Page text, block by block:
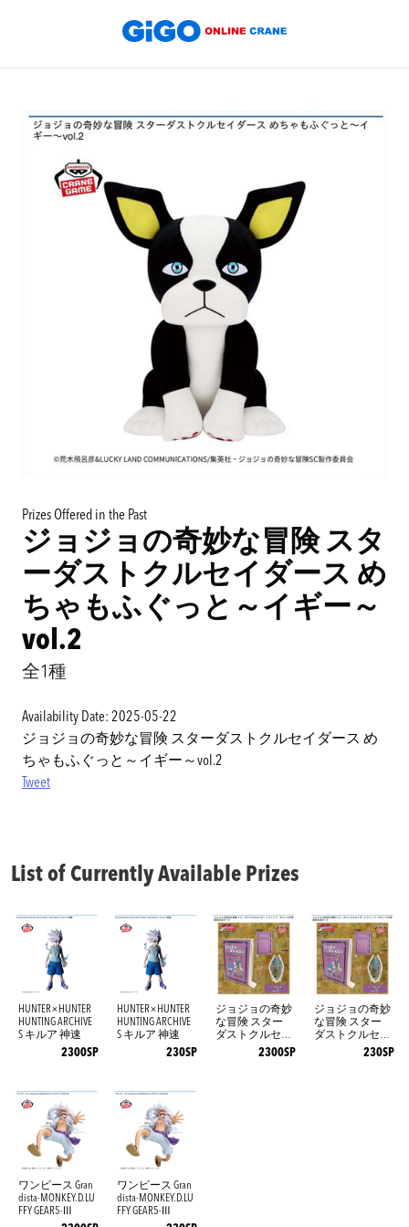
Prizes Offered in the Past
ジョジョの奇妙な冒険 スタ
ーダストクルセイダース め
ちゃもふぐっと～イギー～
vol.2
全1種
Availability Date: 2025-05-22
ジョジョの奇妙な冒険 スターダストクルセイダース め
ちゃもふぐっと～イギー～vol.2
Tweet
List of Currently Available Prizes
HUNTER×HUNTER
HUNTING ARCHIVE
S キルア 神速
2300SP
HUNTER×HUNTER
HUNTING ARCHIVE
S キルア 神速
230SP
ジョジョの奇妙
な冒険 スター
ダストクルセイ
ダース オイン
2300SP
ジョジョの奇妙
な冒険 スター
ダストクルセイ
ダース オイン
230SP
ワンピース Gran
dista-MONKEY.D.LU
FFY GEAR5-Ⅲ
ワンピース Gran
dista-MONKEY.D.LU
FFY GEAR5-Ⅲ